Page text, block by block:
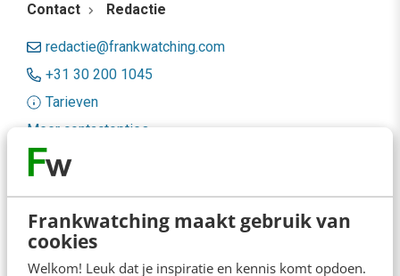
Frankwatching maakt gebruik van
cookies
Welkom! Leuk dat je inspiratie en kennis komt opdoen.
Contact Redactie
redactie@frankwatching.com
+31 30 200 1045
Tarieven
Meer contactopties
Frankwatching
Adverteren
Contact